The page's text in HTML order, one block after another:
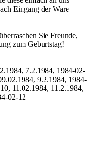
Eingang der Ware
Sie Freunde,
zum Geburtstag!
7.2.1984, 1984-02-
9.2.1984, 1984-
11.02.1984, 11.2.1984,
02-12